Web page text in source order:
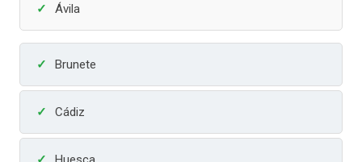
Ávila
Brunete
Cádiz